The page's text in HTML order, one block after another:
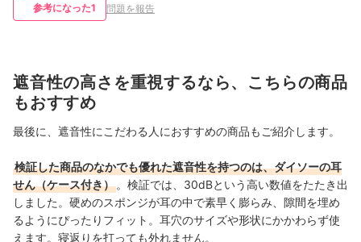
参考になった1 問題を報告
遮音性の高さを重視するなら、こちらの商品
もおすすめ
最後に、遮音性にこだわる人におすすめの商品もご紹介します。
検証した商品のなかでも優れた遮音性を持つのは、ダイソーの耳
せん（ケース付き） 。検証では、30dBという高い数値をたたき出
しました。硬めのスポンジが耳の中で素早く膨らみ、隙間を埋め
るようにぴったりフィット。耳穴のサイズや形状にかかわらず使
えます。寝返りを打っても外れません。